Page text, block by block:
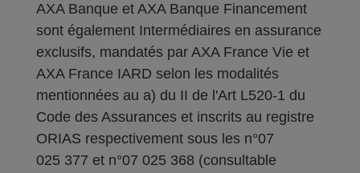
AXA Banque et AXA Banque Financement
sont également Intermédiaires en assurance
exclusifs, mandatés par AXA France Vie et
AXA France IARD selon les modalités
mentionnées au a) du II de l'Art L520-1 du
Code des Assurances et inscrits au registre
ORIAS respectivement sous les n°07
025 377 et n°07 025 368 (consultable